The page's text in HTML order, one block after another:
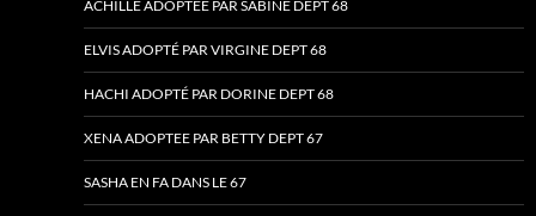
ACHILLE ADOPTÉE PAR SABINE DEPT 68
ELVIS ADOPTÉ PAR VIRGINE DEPT 68
HACHI ADOPTÉ PAR DORINE DEPT 68
XENA ADOPTEE PAR BETTY DEPT 67
SASHA EN FA DANS LE 67